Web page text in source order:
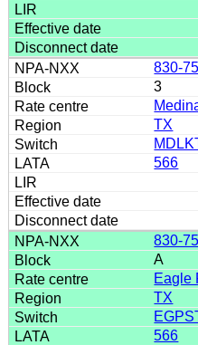
830-
3
TX
566
830-
A
Eagle
TX
566